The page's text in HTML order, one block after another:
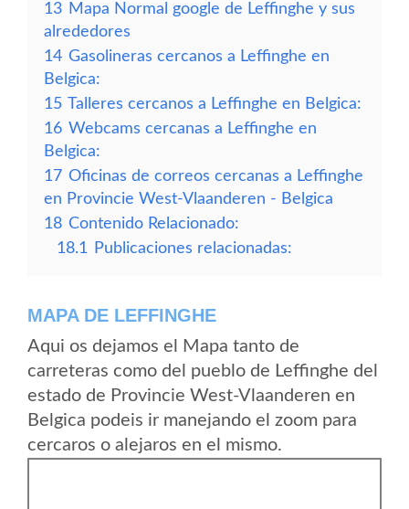
13 Mapa Normal google de Leffinghe y sus
alrededores
14 Gasolineras cercanos a Leffinghe en
Belgica:
15 Talleres cercanos a Leffinghe en Belgica:
16 Webcams cercanas a Leffinghe en
Belgica:
17 Oficinas de correos cercanas a Leffinghe
en Provincie West-Vlaanderen - Belgica
18 Contenido Relacionado:
18.1
Publicaciones relacionadas:
MAPA DE LEFFINGHE
Aqui os dejamos el Mapa tanto de
carreteras como del pueblo de Leffinghe del
estado de Provincie West-Vlaanderen en
Belgica podeis ir manejando el zoom para
cercaros o alejaros en el mismo.